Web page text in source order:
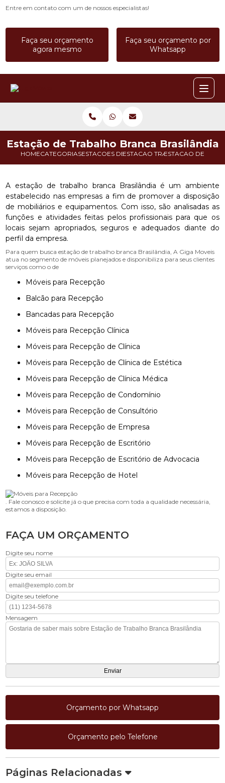
Entre em contato com um de nossos especialistas!
Faça seu orçamento
agora mesmo
Faça seu orçamento por
Whatsapp
HOMECATEGORIASESTACOES DE TRABALHOESTACAO TRABALHO EM L
ESTACAO DE
Estação de Trabalho Branca Brasilândia
A estação de trabalho branca Brasilândia é um ambiente
estabelecido nas empresas a fim de promover a disposição
de mobiliários e equipamentos. Com isso, são analisadas as
funções e atividades feitas pelos profissionais para que os
locais sejam apropriados, seguros e adequados diante do
perfil da empresa.
Para quem busca estação de trabalho branca Brasilândia, A Giga Moveis
atua no segmento de móveis planejados e disponibiliza para seus clientes
serviços como o de
Móveis para Recepção
Balcão para Recepção
Bancadas para Recepção
Móveis para Recepção Clínica
Móveis para Recepção de Clínica
Móveis para Recepção de Clínica de Estética
Móveis para Recepção de Clínica Médica
Móveis para Recepção de Condomínio
Móveis para Recepção de Consultório
Móveis para Recepção de Empresa
Móveis para Recepção de Escritório
Móveis para Recepção de Escritório de Advocacia
Móveis para Recepção de Hotel
. Fale conosco e solicite já o que precisa com toda a qualidade necessária,
estamos a disposição.
FAÇA UM ORÇAMENTO
Digite seu nome
Digite seu email
Digite seu telefone
Mensagem
Orçamento por Whatsapp
Orçamento pelo Telefone
Páginas Relacionadas